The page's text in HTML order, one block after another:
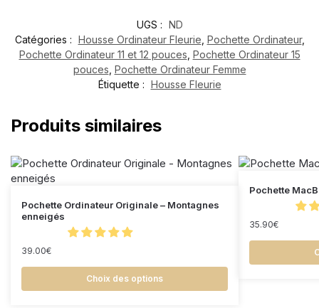
UGS : ND
Catégories : Housse Ordinateur Fleurie Pochette Ordinateur,
Pochette Ordinateur 11 et 12 pouces Pochette Ordinateur 15
pouces Pochette Ordinateur Femme
Étiquette : Housse Fleurie
Produits similaires
Pochette Ordinateur Originale – Montagnes
enneigés
39.00€
Choix des options
Pochette
35.90€